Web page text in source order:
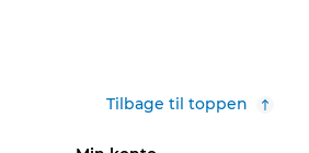
Tilbage til toppen